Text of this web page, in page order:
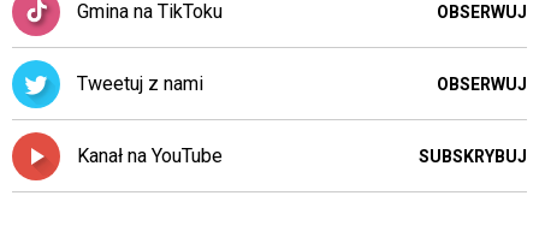
Gmina na TikToku OBSERWUJ
Tweetuj z nami OBSERWUJ
Kanał na YouTube SUBSKRYBUJ